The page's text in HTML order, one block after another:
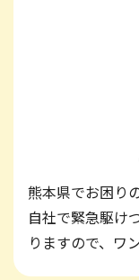
熊本県でお困り
自社で緊急駆け
りますので、ワ